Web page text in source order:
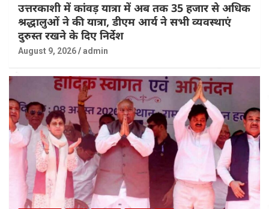
उत्तरकाशी में कांवड़ यात्रा में अब तक 35 हजार से अधिक
श्रद्धालुओं ने की यात्रा, डीएम आर्य ने सभी व्यवस्थाएं
दुरुस्त रखने के दिए निर्देश
August 9, 2026 admin